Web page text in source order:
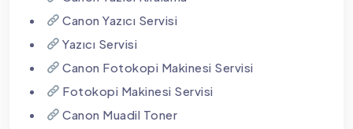
Canon Yazıcı Servisi
Yazıcı Servisi
Canon Fotokopi Makinesi Servisi
Fotokopi Makinesi Servisi
Canon Muadil Toner